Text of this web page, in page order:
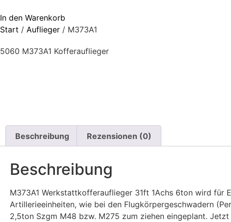
In den Warenkorb
Start / Auflieger / M373A1
5060 M373A1 Kofferauflieger
Beschreibung Rezensionen (0)
Beschreibung
M373A1 Werkstattkofferauflieger 31ft 1Achs 6ton wird für
Artillerieeinheiten, wie bei den Flugkörpergeschwadern
2,5ton Szgm M48 bzw. M275 zum ziehen eingeplant.